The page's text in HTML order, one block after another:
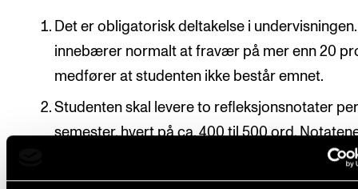
Det er obligatorisk deltakelse i
innebærer normalt at fravær på mer enn 20
medfører at studenten ikke består emnet.
Studenten skal levere to refleksjonsnotater
semester, hvert på ca. 400 til 500 ord.
leveres elektronisk til ansvarlig faglærer innen
fastsatt frist.